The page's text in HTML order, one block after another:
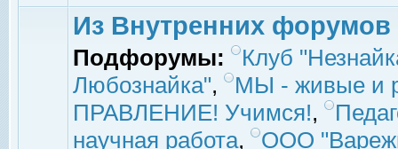
Из Внутренних форумов
Подфорумы:
Клуб
Любознайка",
МЫ - живые и
ПРАВЛЕНИЕ! Учимся!,
научная работа,
ООО